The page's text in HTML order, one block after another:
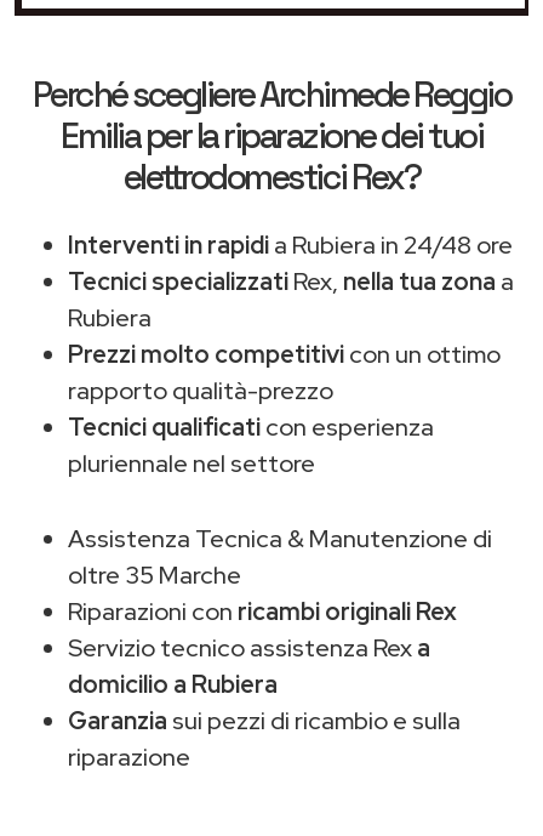
Perché scegliereArchimede Reggio
Emiliaper la riparazione dei tuoi
elettrodomestici Rex?
Interventi in rapidia Rubiera in 24/48 ore
Tecnici specializzatiRex, nella tua zona a
Rubiera
Prezzi molto competitivicon un ottimo
rapporto qualità-prezzo
Tecnici qualificaticon esperienza
pluriennale nel settore
Assistenza Tecnica & Manutenzione di
oltre 35 Marche
Riparazioni con ricambi originali Rex
Servizio tecnico assistenza Rexa
domicilio a Rubiera
Garanzia sui pezzi di ricambio e sulla
riparazione